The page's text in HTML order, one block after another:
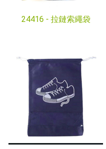
24416 - 拉鏈索繩袋